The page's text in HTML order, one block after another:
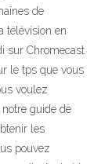
de
télévision en
sur Chromecast
le tps que vous
voulez
guide de
les
pouvez